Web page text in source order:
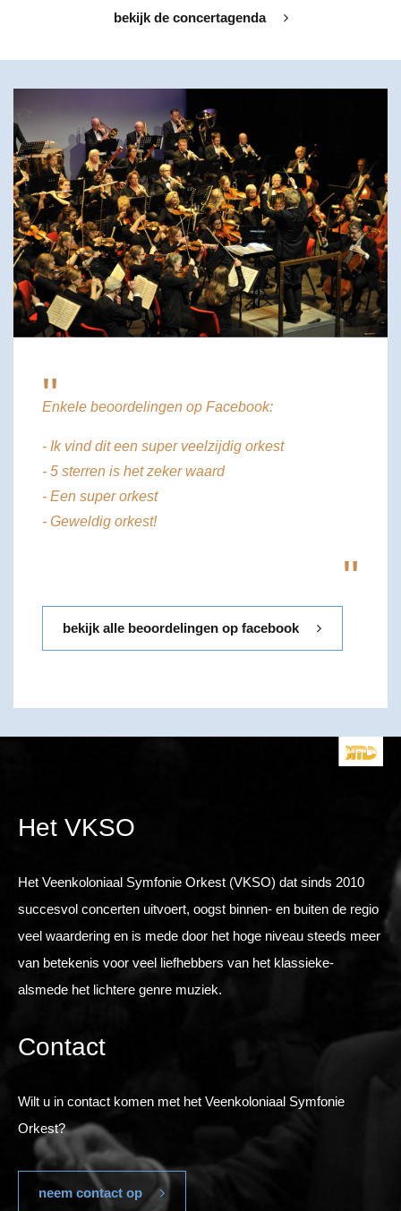
bekijk de concertagenda
"
Enkele beoordelingen op Facebook:
- Ik vind dit een super veelzijdig orkest
- 5 sterren is het zeker waard
- Een super orkest
- Geweldig orkest!
"
bekijk alle beoordelingen op facebook
Het VKSO
Het Veenkoloniaal Symfonie Orkest (VKSO) dat sinds 2010
succesvol concerten uitvoert, oogst binnen- en buiten de regio
veel waardering en is mede door het hoge niveau steeds meer
van betekenis voor veel liefhebbers van het klassieke-
alsmede het lichtere genre muziek.
Contact
Wilt u in contact komen met het Veenkoloniaal Symfonie
Orkest?
neem contact op